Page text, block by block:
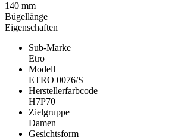
Eigenschaften
Sub-Marke
Etro
Modell
ETRO 0076/S
Herstellerfarbcode
H7P70
Zielgruppe
Damen
Gesichtsform
140 mm
Bügellänge